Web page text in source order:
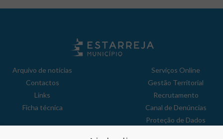
Arquivo de notícias
Contactos
Links
Ficha técnica
Serviços Online
Gestão Territorial
Recrutamento
Canal de Denúncias
Proteção de Dados